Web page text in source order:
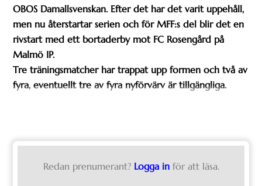
OBOS Damallsvenskan. Efter det har det varit uppehåll,
men nu återstartar serien och för MFF:s del blir det en
rivstart med ett bortaderby mot FC Rosengård på
Malmö IP.
Tre träningsmatcher har trappat upp formen och två av
fyra, eventuellt tre av fyra nyförvärv är tillgängliga.
Redan prenumerant? Logga in för att läsa.